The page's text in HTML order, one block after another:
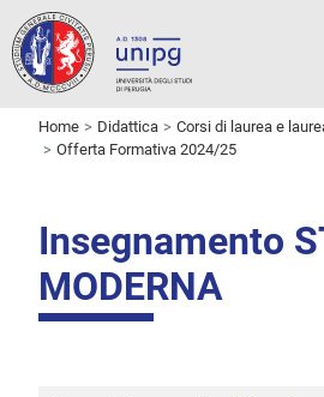
Home Didattica Corsi di laurea e
Offerta Formativa 2024/25
Insegnamento
MODERNA